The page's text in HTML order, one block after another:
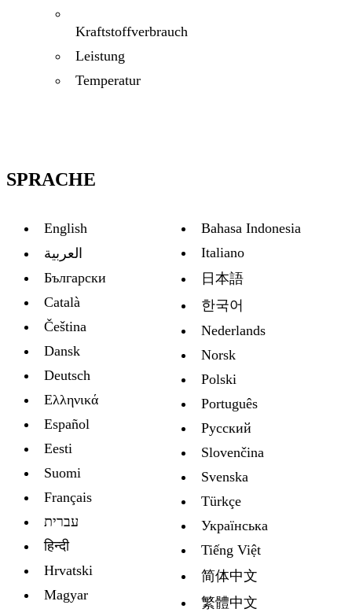
Kraftstoffverbrauch
Leistung
Temperatur
SPRACHE
English
العربية
Български
Català
Čeština
Dansk
Deutsch
Ελληνικά
Español
Eesti
Suomi
Français
עברית
हिन्दी
Hrvatski
Magyar
Bahasa Indonesia
Italiano
日本語
한국어
Nederlands
Norsk
Polski
Português
Русский
Slovenčina
Svenska
Türkçe
Украïнська
Tiếng Việt
简体中文
繁體中文